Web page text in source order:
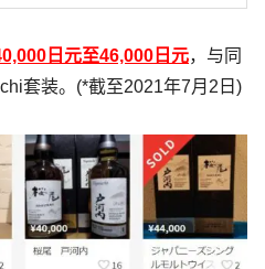
日元至46,000日元，与同
套装。(*截至2021年7月2日)